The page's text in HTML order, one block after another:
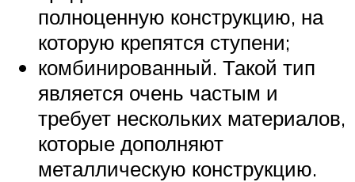
полноценную конструкцию, на
которую крепятся ступени;
комбинированный. Такой тип
является очень частым и
требует нескольких материалов,
которые дополняют
металлическую конструкцию.